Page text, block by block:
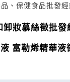
、保健食品批發
妝慕絲徵批發
富勒烯精華液